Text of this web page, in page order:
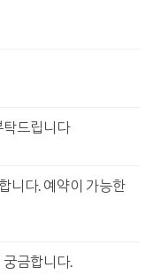
드립니다
니다. 예약이 가능한
금합니다.